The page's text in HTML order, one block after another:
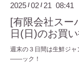
2025 /02 / 21 08:41
[有限会社スー
日(日)のお買
週末の３日間は生鮮ジ
――ック！